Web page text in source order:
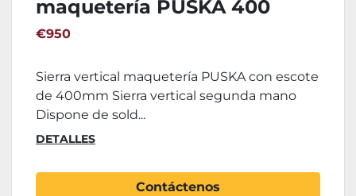
maquetería PUSKA 400
€950
Sierra vertical maquetería PUSKA con escote
de 400mm Sierra vertical segunda mano
Dispone de sold...
DETALLES
Contáctenos